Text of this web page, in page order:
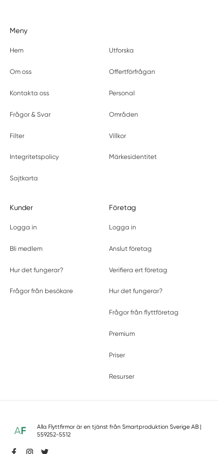
Meny
Hem Utforska
Om oss Offertförfrågan
Kontakta oss Personal
Frågor & Svar Områden
Filter Villkor
Integritetspolicy Märkesidentitet
Sajtkarta
Kunder
Logga in
Bli medlem
Hur det fungerar?
Frågor från besökare
Företag
Logga in
Anslut företag
Verifiera ert företag
Hur det fungerar?
Frågor från flyttföretag
Premium
Priser
Resurser
Alla Flyttfirmor är en tjänst frånSmartproduktion Sverige AB |
559252-5512